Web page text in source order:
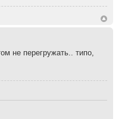
не перегружать.. типо,